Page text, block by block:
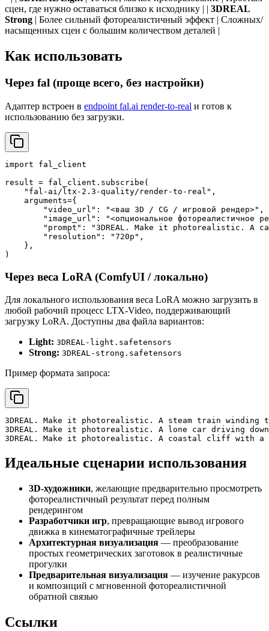
сцен, где нужно оставаться близко к исходнику | | 3DREAL
Strong | Более сильный фотореалистичный эффект | Сложных/
насыщенных сцен с большим количеством деталей |
Как использовать
Через fal (проще всего, без настройки)
Адаптер встроен в endpoint fal.ai render-to-real и готов к
использованию без загрузки.
import fal_client
result = fal_client.subscribe(
    "fal-ai/ltx-2.3-quality/render-to-real",
    arguments={
        "video_url": "<ваш 3D / CG / игровой рендер>",
"image_url": "<опциональное фотореалистичное
"prompt": "3DREAL. Make it photorealistic. A
        "resolution": "720p",
    },
)
Через веса LoRA (ComfyUI / локально)
Для локального использования веса LoRA можно загрузить в
любой рабочий процесс LTX-Video, поддерживающий
загрузку LoRA. Доступны два файла вариантов:
Light: 3DREAL-light.safetensors
Strong: 3DREAL-strong.safetensors
Пример формата запроса:
3DREAL. Make it photorealistic. A steam train winding
3DREAL. Make it photorealistic. A lone car driving
3DREAL. Make it photorealistic. A coastal cliff with a
Идеальные сценарии использования
3D-художники, желающие предварительно просмотреть
фотореалистичный результат перед полным
рендерингом
Разработчики игр, превращающие вывод игрового
движка в кинематографичные трейлеры
Архитектурная визуализация — преобразование
простых геометрических заготовок в реалистичные
прогулки
Предварительная визуализация — изучение ракурсов
и композиций с мгновенной фотореалистичной
обратной связью
Ссылки